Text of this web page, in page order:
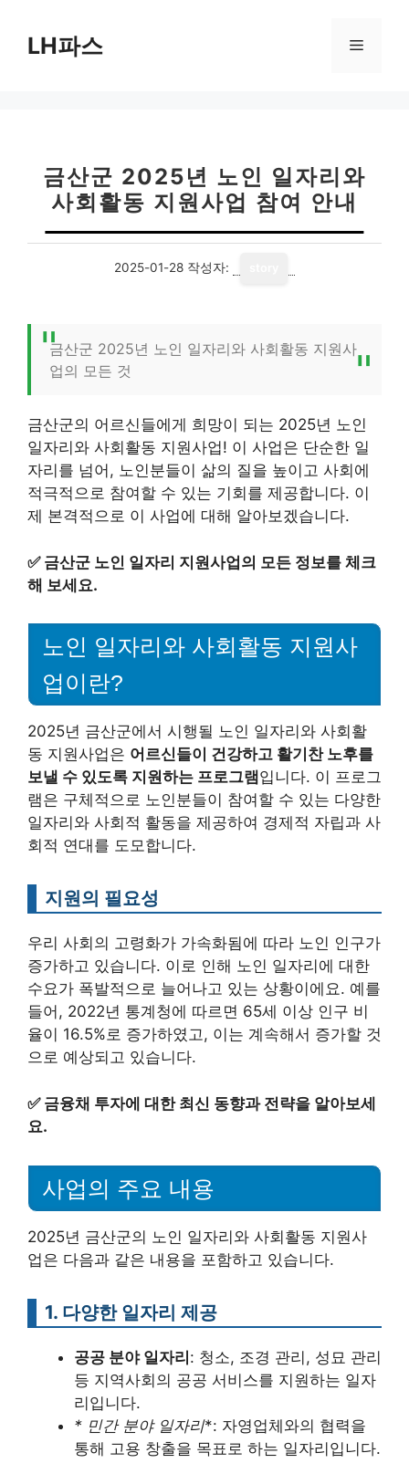
LH파스 메
금산군 2025년 노인 일자리와
사회활동 지원사업 참여 안내
2025-01-28 작성자:
금산군 2025년 노인 일자리와 사회활동 지원사
업의 모든 것
금산군의 어르신들에게 희망이 되는 2025년 노인
일자리와 사회활동 지원사업! 이 사업은 단순한 일
자리를 넘어, 노인분들이 삶의 질을 높이고 사회에
적극적으로 참여할 수 있는 기회를 제공합니다. 이
제 본격적으로 이 사업에 대해 알아보겠습니다.
✅ 금산군 노인 일자리 지원사업의 모든 정보를 체크
해 보세요.
노인 일자리와 사회활동 지원사
업이란?
2025년 금산군에서 시행될 노인 일자리와 사회활
동 지원사업은 어르신들이 건강하고 활기찬 노후를
보낼 수 있도록 지원하는 프로그램입니다. 이 프로그
램은 구체적으로 노인분들이 참여할 수 있는 다양한
일자리와 사회적 활동을 제공하여 경제적 자립과 사
회적 연대를 도모합니다.
지원의 필요성
우리 사회의 고령화가 가속화됨에 따라 노인 인구가
증가하고 있습니다. 이로 인해 노인 일자리에 대한
수요가 폭발적으로 늘어나고 있는 상황이에요. 예를
들어, 2022년 통계청에 따르면 65세 이상 인구 비
율이 16.5%로 증가하였고, 이는 계속해서 증가할 것
으로 예상되고 있습니다.
✅ 금융채 투자에 대한 최신 동향과 전략을 알아보세
요.
사업의 주요 내용
2025년 금산군의 노인 일자리와 사회활동 지원사
업은 다음과 같은 내용을 포함하고 있습니다.
1. 다양한 일자리 제공
공공 분야 일자리: 청소, 조경 관리, 성묘 관리
등 지역사회의 공공 서비스를 지원하는 일자
리입니다.
* 민간 분야 일자리*: 자영업체와의 협력을
통해 고용 창출을 목표로 하는 일자리입니다.